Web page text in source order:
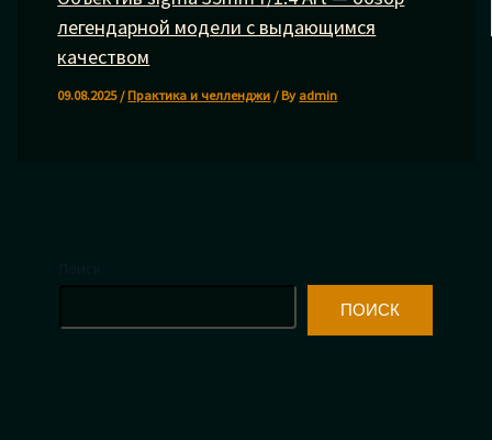
легендарной модели с выдающимся
качеством
09.08.2025/Практика и челленджи / Byadmin
ПОИСК